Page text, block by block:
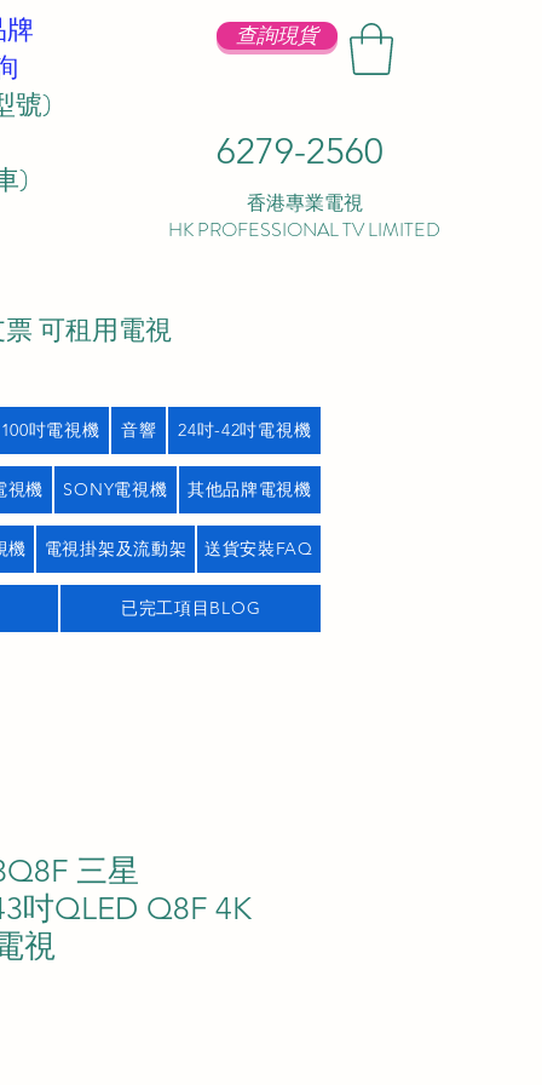
查詢現貨
6279-2560
香港專業電視
HK PROFESSIONAL TV LIMITED
號)
)
可租用電視
吋電視機 音響 24吋-42吋電視機
視機 SONY電視機 其他品牌電視機
機 電視掛架及流動架 送貨安裝FAQ
已完工項目BLOG
三星
吋QLED Q8F 4K
視